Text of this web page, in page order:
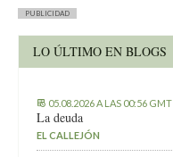
PUBLICIDAD
LO ÚLTIMO EN BLOGS
05.08.2026 A LAS 00:56 GMT
La deuda
EL CALLEJÓN